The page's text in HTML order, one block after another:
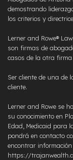
demostrando
los criterios y
Lerner and Rowe®
son firmas de
casos de la otra
Ser cliente de una de
cliente.
Lerner and Rowe se
su conocimiento en
Edad, Medicaid para
pondrá en contacto
encontrar
https://